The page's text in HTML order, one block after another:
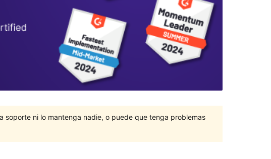
soporte ni lo mantenga nadie, o puede que tenga problemas